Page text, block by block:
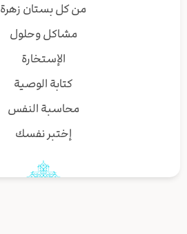
من كل بستان زهرة
مشاكل وحلول
الإستخارة
كتابة الوصية
محاسبة النفس
إختبر نفسك